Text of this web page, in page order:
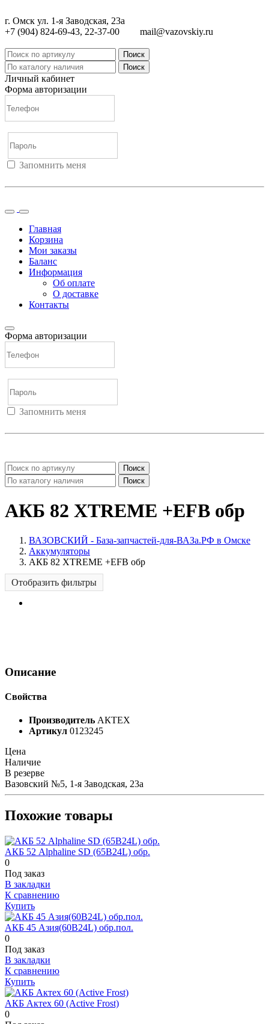
г. Омск ул. 1-я Заводская, 23а
+7 (904) 824-69-43, 22-37-00
mail@vazovskiy.ru
Поиск
Поиск
Личный кабинет
Форма авторизации
Запомнить меня
Главная
Корзина
Мои заказы
Баланс
Информация
Об оплате
О доставке
Контакты
Форма авторизации
Запомнить меня
Поиск
Поиск
АКБ 82 XTREME +EFB обр
ВАЗОВСКИЙ - База-запчастей-для-ВАЗа.РФ в Омске
Аккумуляторы
АКБ 82 XTREME +EFB обр
Отобразить фильтры
Описание
Свойства
Производитель АКТЕХ
Артикул 0123245
Цена
Наличие
В резерве
Вазовский №5, 1-я Заводская, 23а
Похожие товары
АКБ 52 Alphaline SD (65B24L) обр.
0
Под заказ
В закладки
К сравнению
Купить
АКБ 45 Азия(60В24L) обр.пол.
0
Под заказ
В закладки
К сравнению
Купить
АКБ Актех 60 (Active Frost)
0